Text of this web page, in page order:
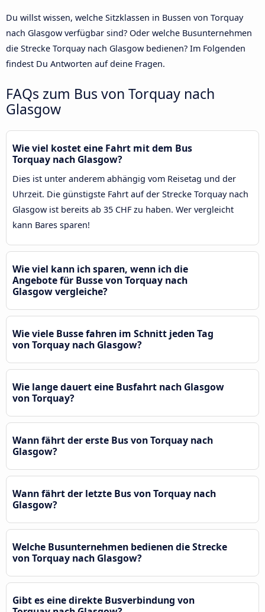
Du willst wissen, welche Sitzklassen in Bussen von Torquay
nach Glasgow verfügbar sind? Oder welche Busunternehmen
die Strecke Torquay nach Glasgow bedienen? Im Folgenden
findest Du Antworten auf deine Fragen.
FAQs zum Bus von Torquay nach
Glasgow
Wie viel kostet eine Fahrt mit dem Bus
Torquay nach Glasgow?
Dies ist unter anderem abhängig vom Reisetag und der
Uhrzeit. Die günstigste Fahrt auf der Strecke Torquay nach
Glasgow ist bereits ab 35 CHF zu haben. Wer vergleicht
kann Bares sparen!
Wie viel kann ich sparen, wenn ich die
Angebote für Busse von Torquay nach
Glasgow vergleiche?
Wie viele Busse fahren im Schnitt jeden Tag
von Torquay nach Glasgow?
Wie lange dauert eine Busfahrt nach Glasgow
von Torquay?
Wann fährt der erste Bus von Torquay nach
Glasgow?
Wann fährt der letzte Bus von Torquay nach
Glasgow?
Welche Busunternehmen bedienen die Strecke
von Torquay nach Glasgow?
Gibt es eine direkte Busverbindung von